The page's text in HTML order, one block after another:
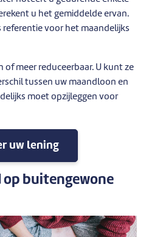
u het gemiddelde ervan.
voor het maandelijks
of meer reduceerbaar. U kunt ze
tussen uw maandloon en
moet opzijleggen voor
uw lening
op buitengewone